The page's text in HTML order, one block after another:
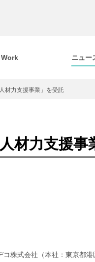
ニュー
材力支援事業」を受託
材力支援事
株式会社（本社：東京都